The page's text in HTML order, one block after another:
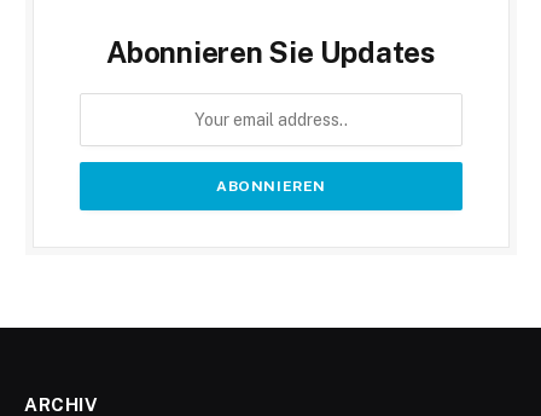
Abonnieren Sie Updates
ARCHIV